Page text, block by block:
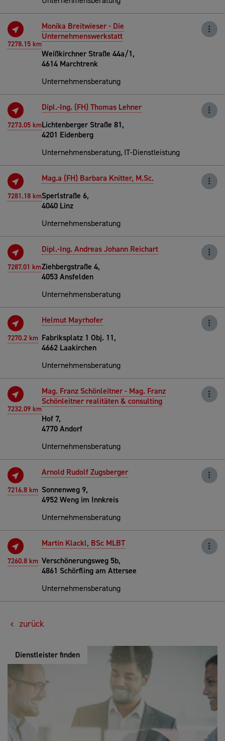
7278.15 km
Monika Breitwieser - Die
Unternehmenswerkstatt
Weißkirchner Straße 44a/1,
4614 Marchtrenk
Unternehmensberatung
7273.05 km
Dipl.-Ing. (FH) Thomas Lehner
Lichtenberger Straße 81,
4201 Eidenberg
Unternehmensberatung, IT-Dienstleistung
7281.18 km
Mag.a (FH) Barbara Knitter, M.Sc.
Sperlstraße 6,
4040 Linz
Unternehmensberatung
7287.01 km
Dipl.-Ing. Andreas Johann Reichart
Ziehbergstraße 4,
4053 Ansfelden
Unternehmensberatung
7270.2 km
Helmut Mayrhofer
Fabriksplatz 1 Obj. 11,
4662 Laakirchen
Unternehmensberatung
7232.09 km
Mag. Franz Schönleitner - Mag. Franz
Schönleitner realitäten & consulting
Hof 7,
4770 Andorf
Unternehmensberatung
7216.8 km
Arnold Rudolf Zugsberger
Sonnenweg 9,
4952 Weng im Innkreis
Unternehmensberatung
7260.8 km
Martin Klackl, BSc MLBT
Verschönerungsweg 5b,
4861 Schörfling am Attersee
Unternehmensberatung
zurück
Dienstleister finden